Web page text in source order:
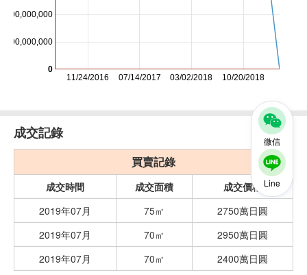
微信
Line
11/24/2016 07/14/2017 03/02/2018 10/20/2018
0
成交記錄
買賣記錄
成交時間 成交面積
成交價格
2019年07月
75㎡
2750萬日圓
2019年07月
70㎡
2950萬日圓
2019年07月
70㎡ 2400萬日圓